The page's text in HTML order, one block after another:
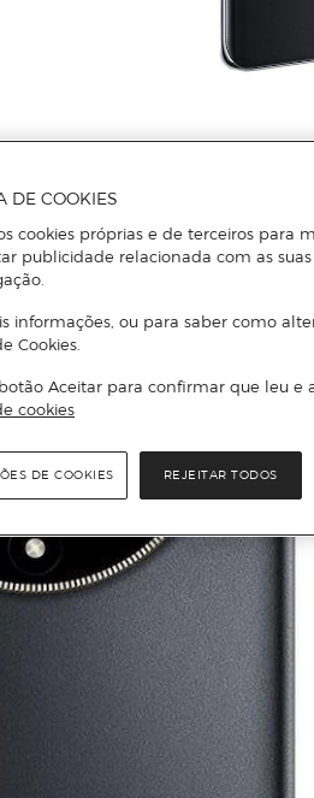
DE COOKIES
cookies próprias e de terceiros para
publicidade relacionada com as
informações, ou para saber como
Cookies.
Aceitar para confirmar que leu e
cookies
REJEITAR TODOS
DE COOKIES